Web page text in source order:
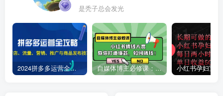
是秃子总会发光
2024拼多多运营全攻略：开店、流量、营销、推广与商品发布技巧（无水印） 自媒体博主必修课：小红书搞钱大赏，教你打造爆款，如何搞钱（11节课）